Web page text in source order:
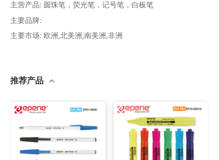
主营产品: 圆珠笔，荧光笔，记号笔，白板笔
主要品牌:
主要市场: 欧洲,北美洲,南美洲,非洲
推荐产品